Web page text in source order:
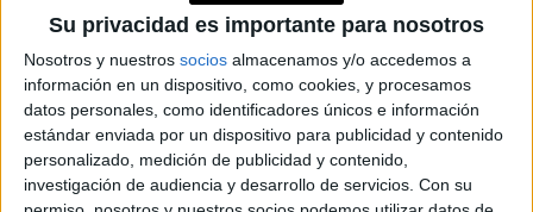
Su privacidad es importante para nosotros
Nosotros y nuestros socios almacenamos y/o accedemos a
información en un dispositivo, como cookies, y procesamos
datos personales, como identificadores únicos e información
estándar enviada por un dispositivo para publicidad y contenido
personalizado, medición de publicidad y contenido,
investigación de audiencia y desarrollo de servicios. Con su
Sorteos
Descuentos en publicaciones
Participación en los eventos organizados por
Editorial Perfil.
Suscribite ahora